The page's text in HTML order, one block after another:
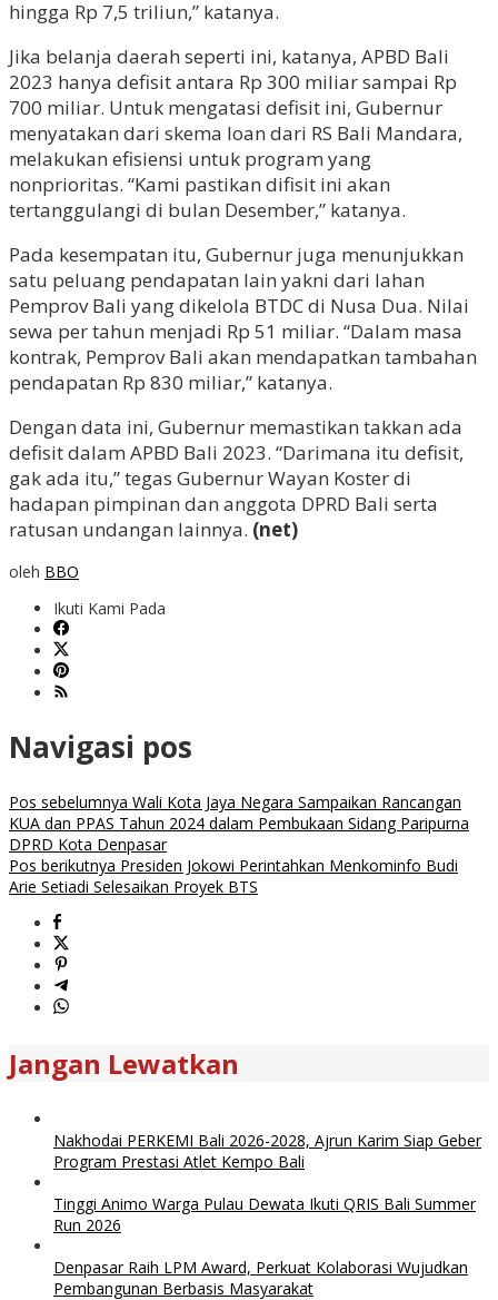
hingga Rp 7,5 triliun,” katanya.
Jika belanja daerah seperti ini, katanya, APBD Bali
2023 hanya defisit antara Rp 300 miliar sampai Rp
700 miliar. Untuk mengatasi defisit ini, Gubernur
menyatakan dari skema loan dari RS Bali Mandara,
melakukan efisiensi untuk program yang
nonprioritas. “Kami pastikan difisit ini akan
tertanggulangi di bulan Desember,” katanya.
Pada kesempatan itu, Gubernur juga menunjukkan
satu peluang pendapatan lain yakni dari lahan
Pemprov Bali yang dikelola BTDC di Nusa Dua. Nilai
sewa per tahun menjadi Rp 51 miliar. “Dalam masa
kontrak, Pemprov Bali akan mendapatkan tambahan
pendapatan Rp 830 miliar,” katanya.
Dengan data ini, Gubernur memastikan takkan ada
defisit dalam APBD Bali 2023. “Darimana itu defisit,
gak ada itu,” tegas Gubernur Wayan Koster di
hadapan pimpinan dan anggota DPRD Bali serta
ratusan undangan lainnya. (net)
oleh BBO
Ikuti Kami Pada
Navigasi pos
Pos sebelumnya Wali Kota Jaya Negara Sampaikan Rancangan
KUA dan PPAS Tahun 2024 dalam Pembukaan Sidang Paripurna
DPRD Kota Denpasar
Pos berikutnya Presiden Jokowi Perintahkan Menkominfo Budi
Arie Setiadi Selesaikan Proyek BTS
Jangan Lewatkan
Nakhodai PERKEMI Bali 2026-2028, Ajrun Karim Siap Geber
Program Prestasi Atlet Kempo Bali
Tinggi Animo Warga Pulau Dewata Ikuti QRIS Bali Summer
Run 2026
Denpasar Raih LPM Award, Perkuat Kolaborasi Wujudkan
Pembangunan Berbasis Masyarakat